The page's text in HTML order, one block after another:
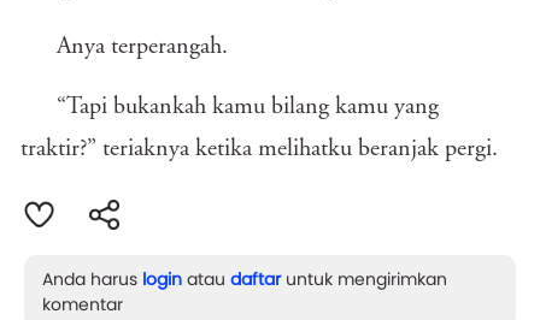
Anya terperangah.
“Tapi bukankah kamu bilang kamu yang
traktir?” teriaknya ketika melihatku beranjak pergi.
Anda harus login atau daftaruntuk mengirimkan
komentar